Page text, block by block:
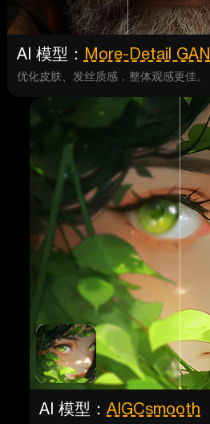
AI 模型：AIGCsmooth
AI 模型： More-Detail GAN
优化皮肤、发丝质感，整体观感更佳。